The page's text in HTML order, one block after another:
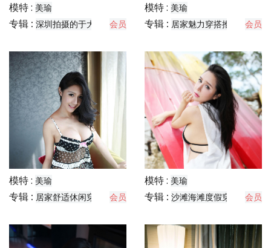
模特 : 美瑜
专辑 : 深圳拍摄的于大服装片
会员
模特 : 美瑜
专辑 : 居家魅力穿搭推荐 会员
模特 : 美瑜
专辑 : 居家舒适休闲穿搭分享
会员
模特 : 美瑜
专辑 : 沙滩海滩度假穿搭 会员